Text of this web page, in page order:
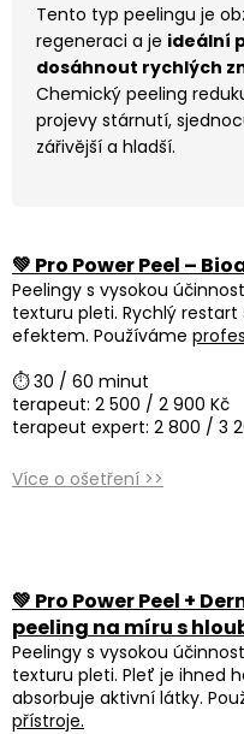
Tento typ peelingu je
regeneraci a je ideální
dosáhnout rychlých
Chemický peeling
projevy stárnutí,
zářivější a hladší.
💚 Pro Power Peel –
Peelingy s vysokou
texturu pleti. Rychlý
efektem. Používáme
⏱ 30 / 60 minut
terapeut: 2 500 / 2 900 Kč
terapeut expert: 2 800 / 3
Více o ošetření >>
💚 Pro Power Peel +
peeling na míru s
Peelingy s vysokou
texturu pleti. Pleť je ihned
absorbuje aktivní látky.
přístroje.